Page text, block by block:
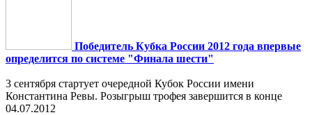
Победитель Кубка России 2012 года впервые
определится по системе "Финала шести"
3 сентября стартует очередной Кубок России имени
Константина Ревы. Розыгрыш трофея завершится в конце
04.07.2012